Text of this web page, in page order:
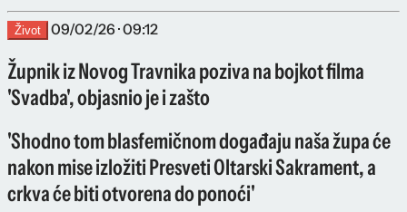
Život 09/02/26 · 09:12
Župnik iz Novog Travnika poziva na bojkot filma
'Svadba', objasnio je i zašto
'Shodno tom blasfemičnom događaju naša župa će
nakon mise izložiti Presveti Oltarski Sakrament, a
crkva će biti otvorena do ponoći'